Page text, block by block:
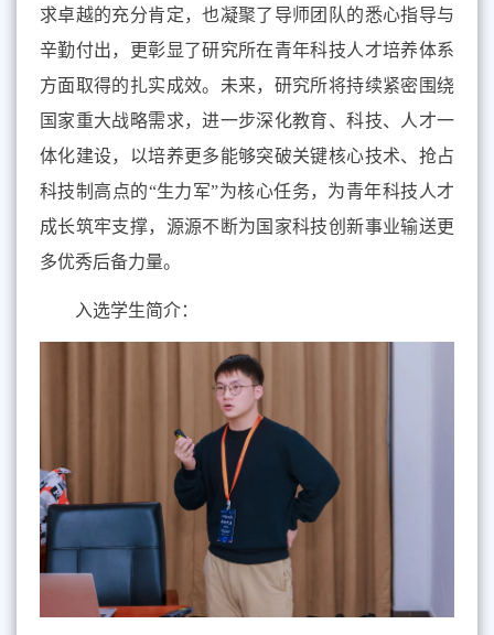
求卓越的充分肯定，也凝聚了导师团队的悉心指导与
辛勤付出，更彰显了研究所在青年科技人才培养体系
方面取得的扎实成效。未来，研究所将持续紧密围绕
国家重大战略需求，进一步深化教育、科技、人才一
体化建设，以培养更多能够突破关键核心技术、抢占
科技制高点的“生力军”为核心任务，为青年科技人才
成长筑牢支撑，源源不断为国家科技创新事业输送更
多优秀后备力量。
入选学生简介：